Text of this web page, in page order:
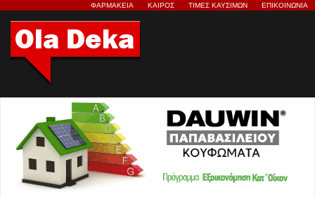
ΦΑΡΜΑΚΕΙΑ ΚΑΙΡΟΣ ΤΙΜΕΣ ΚΑΥΣΙΜΩΝ ΕΠΙΚΟΙΝΩΝΙΑ